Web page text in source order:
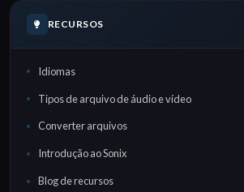
RECURSOS
Idiomas
Tipos de arquivo de áudio e vídeo
Converter arquivos
Introdução ao Sonix
Blog de recursos